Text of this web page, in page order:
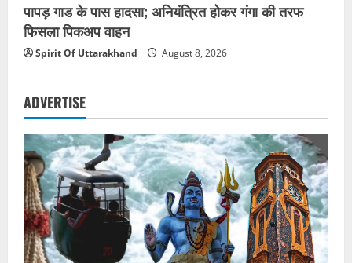
पापड़ गाड के पास हादसा; अनियंत्रित होकर गंगा की तरफ
फिसला पिकअप वाहन
Spirit Of Uttarakhand August 8, 2026
ADVERTISE